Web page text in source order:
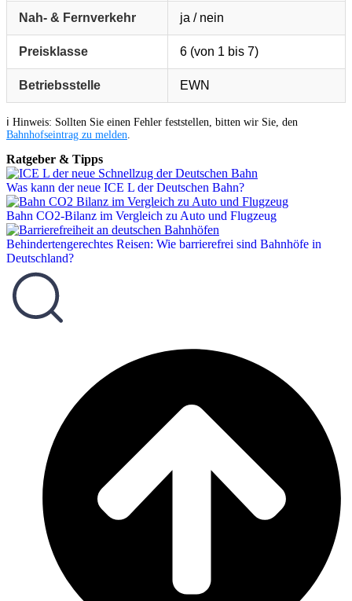
Nah- & Fernverkehr ja / nein
Preisklasse 6 (von 1 bis 7)
Betriebsstelle EWN
ℹ️ Hinweis: Sollten Sie einen Fehler feststellen, bitten wir Sie, den
Bahnhofseintrag zu melden
Ratgeber & Tipps
Was kann der neue ICE L der Deutschen Bahn?
Bahn CO2-Bilanz im Vergleich zu Auto und Flugzeug
Behindertengerechtes Reisen: Wie barrierefrei sind Bahnhöfe in
Deutschland?